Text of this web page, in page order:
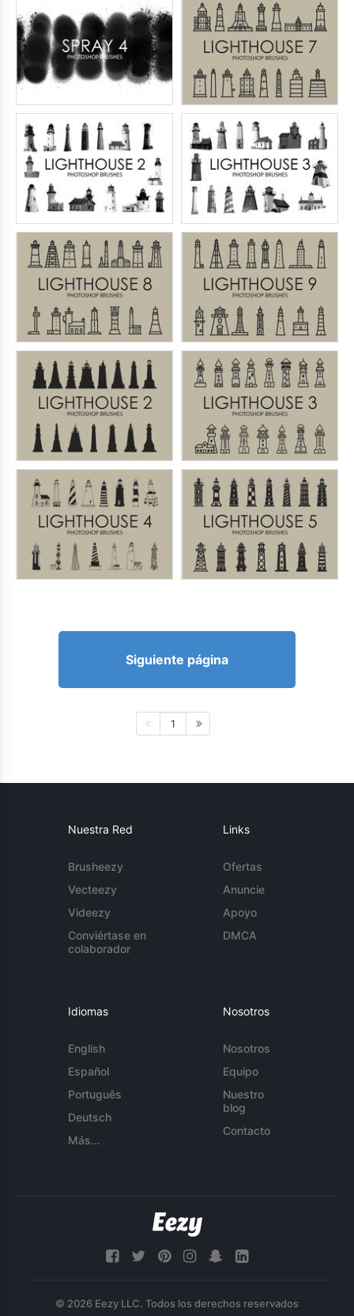
Siguiente página
1
Nuestra Red
Brusheezy
Vecteezy
Videezy
Conviértase en
colaborador
Links
Ofertas
Anuncie
Apoyo
DMCA
Idiomas
English
Español
Português
Deutsch
Más...
Nosotros
Nosotros
Equipo
Nuestro
blog
Contacto
© 2026 Eezy LLC. Todos los derechos reservados